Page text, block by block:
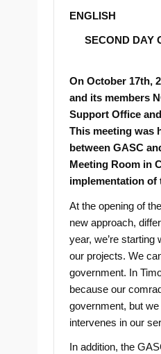
ENGLISH
SECOND DAY
On October 17th,
and its members
Support Office
This meeting was
between GASC
Meeting Room in
implementation of
At the opening of
new approach,
year, we’re
our projects. We
government. In
because our
government, but
intervenes in our
In addition, the